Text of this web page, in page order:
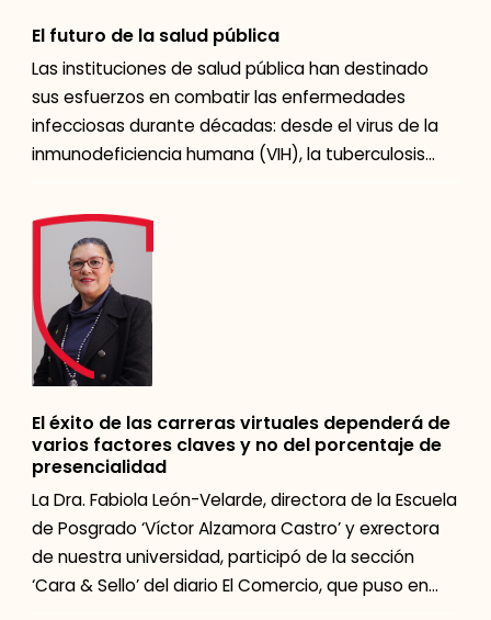
El futuro de la salud pública
Las instituciones de salud pública han destinado
sus esfuerzos en combatir las enfermedades
infecciosas durante décadas: desde el virus de la
inmunodeficiencia humana (VIH), la tuberculosis
El éxito de las carreras virtuales dependerá de
varios factores claves y no del porcentaje de
presencialidad
La Dra. Fabiola León-Velarde, directora de la Escuela
de Posgrado ‘Víctor Alzamora Castro’ y exrectora
de nuestra universidad, participó de la sección
‘Cara & Sello’ del diario El Comercio, que puso en